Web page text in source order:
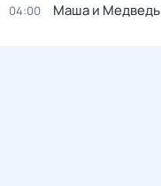
04:00 Маша и Медведь